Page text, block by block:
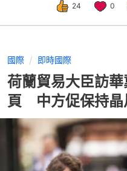
24 0
國際 即時國際
荷蘭貿易大臣訪
頁 中方促保持晶